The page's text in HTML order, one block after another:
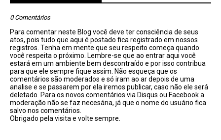
0 Comentários
Para comentar neste Blog você deve ter consciência de seus
atos, pois tudo que aqui é postado fica registrado em nossos
registros. Tenha em mente que seu respeito começa quando
você respeita o próximo. Lembre-se que ao entrar aqui você
estará em um ambiente bem descontraído e por isso contribua
para que ele sempre fique assim. Não esqueça que os
comentários são moderados e só iram ao ar depois de uma
analise e se passarem por ela iremos publicar, caso não ele será
deletado. Para os novos comentários via Disqus ou Facebook a
moderação não se faz necesária, já que o nome do usuário fica
salvo nos comentários.
Obrigado pela visita e volte sempre.